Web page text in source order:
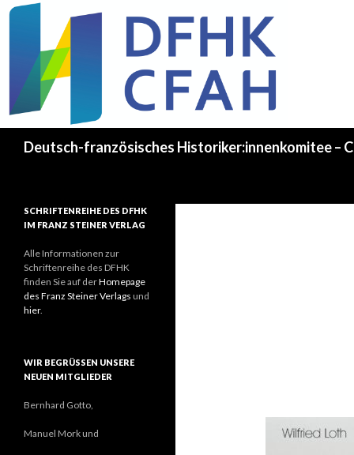
Deutsch-französisches Historiker:innenkomitee –
SCHRIFTENREIHE DES DFHK
IM FRANZ STEINER VERLAG
Alle Informationen zur
Schriftenreihe des DFHK
finden Sie auf derHomepage
des Franz Steiner Verlags und
hier.
WIR BEGRÜSSEN UNSERE N
EUEN MITGLIEDER
Bernhard Gotto,
Manuel Mork und